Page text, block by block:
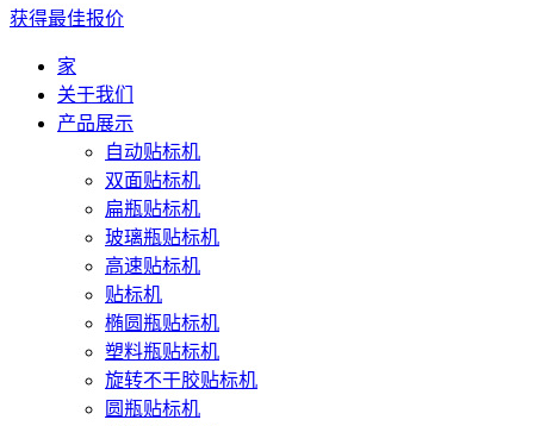
获得最佳报价
家
关于我们
产品展示
自动贴标机
双面贴标机
扁瓶贴标机
玻璃瓶贴标机
高速贴标机
贴标机
椭圆瓶贴标机
塑料瓶贴标机
旋转不干胶贴标机
圆瓶贴标机